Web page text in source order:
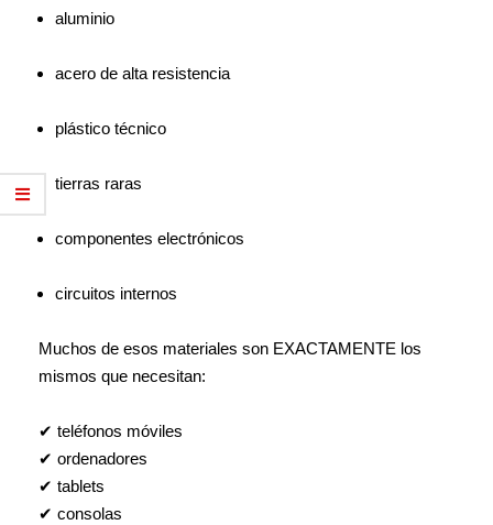
aluminio
acero de alta resistencia
plástico técnico
tierras raras
componentes electrónicos
circuitos internos
Muchos de esos materiales son EXACTAMENTE los
mismos que necesitan:
✔ teléfonos móviles
✔ ordenadores
✔ tablets
✔ consolas